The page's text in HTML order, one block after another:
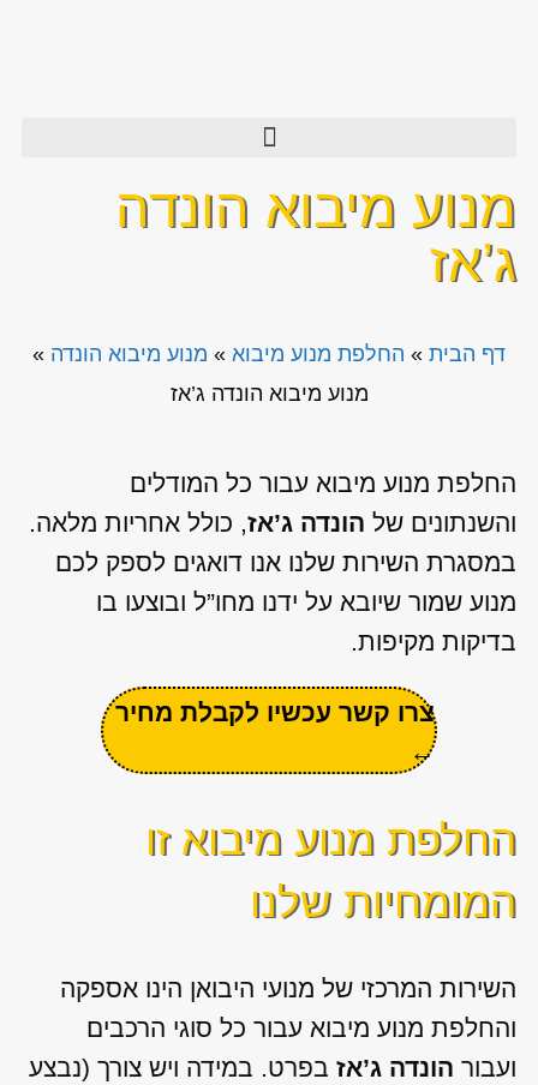
מנוע מיבוא הונדה
ג’אז
דף הבית» החלפת מנוע מיבוא» מנוע מיבוא הונדה»
מנוע מיבוא הונדה ג’אז
החלפת מנוע מיבוא עבור כל המודלים
והשנתונים של הונדה ג’אז, כולל אחריות מלאה.
במסגרת השירות שלנו אנו דואגים לספק לכם
מנוע שמור שיובא על ידנו מחו”ל ובוצעו בו
בדיקות מקיפות.
צרו קשר עכשיו לקבלת מחיר
←
החלפת מנוע מיבוא זו
המומחיות שלנו
השירות המרכזי של מנועי היבואן הינו אספקה
והחלפת מנוע מיבוא עבור כל סוגי הרכבים
ועבור הונדה ג’אזבפרט. במידה ויש צורך (נבצע